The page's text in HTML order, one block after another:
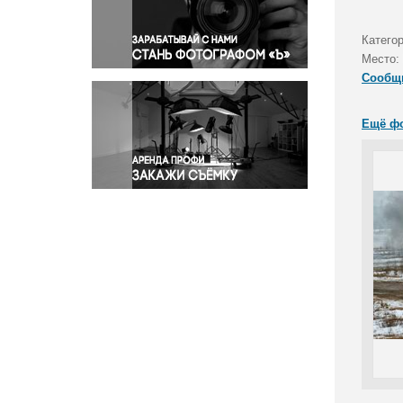
Правосудие
Происшествия и конфликты
Религия
Светская жизнь
Спорт
Экология
Экономика и бизнес
Место:
Ещё